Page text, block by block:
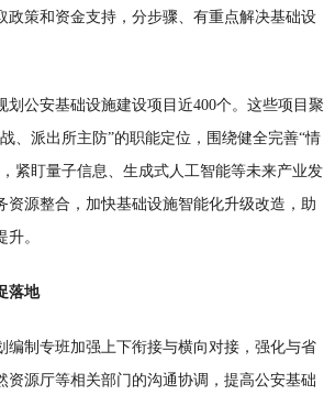
政策和资金支持，分步骤、有重点解决基础设
划公安基础设施建设项目近400个。这些项目聚
、派出所主防”的职能定位，围绕健全完善“情
紧盯量子信息、生成式人工智能等未来产业发
资源整合，加快基础设施智能化升级改造，助
。
落地
编制专班加强上下衔接与横向对接，强化与省
资源厅等相关部门的沟通协调，提高公安基础